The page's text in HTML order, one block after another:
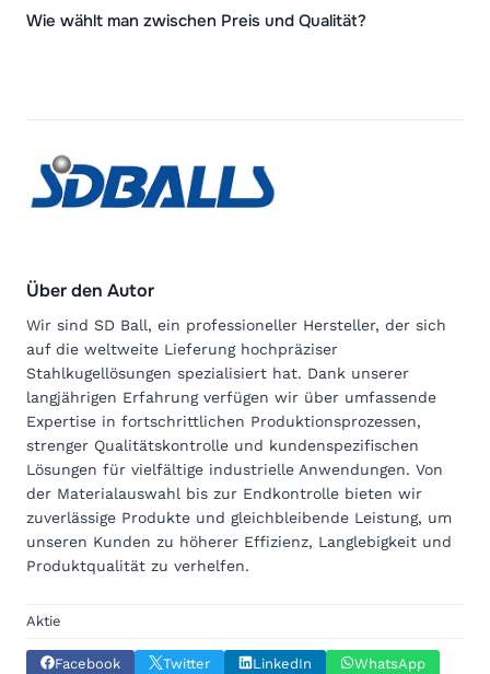
Wie wählt man zwischen Preis und Qualität?
Über den Autor
Wir sind SD Ball, ein professioneller Hersteller, der sich
auf die weltweite Lieferung hochpräziser
Stahlkugellösungen spezialisiert hat. Dank unserer
langjährigen Erfahrung verfügen wir über umfassende
Expertise in fortschrittlichen Produktionsprozessen,
strenger Qualitätskontrolle und kundenspezifischen
Lösungen für vielfältige industrielle Anwendungen. Von
der Materialauswahl bis zur Endkontrolle bieten wir
zuverlässige Produkte und gleichbleibende Leistung, um
unseren Kunden zu höherer Effizienz, Langlebigkeit und
Produktqualität zu verhelfen.
Aktie
Facebook Twitter LinkedIn WhatsApp